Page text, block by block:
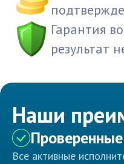
Гарантия
результат
Наши
Все активные